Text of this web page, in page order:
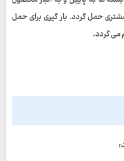
حمل گردد. بار گیری برای حمل
می گردد.